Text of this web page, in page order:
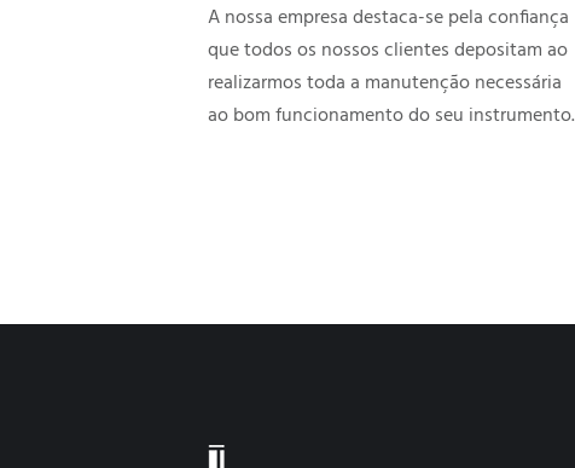
A nossa empresa destaca-se pela confiança
que todos os nossos clientes depositam ao
realizarmos toda a manutenção necessária
ao bom funcionamento do seu instrumento.